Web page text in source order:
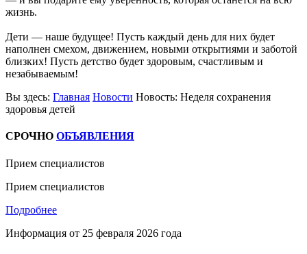
жизнь.
Дети — наше будущее! Пусть каждый день для них будет
наполнен смехом, движением, новыми открытиями и заботой
близких! Пусть детство будет здоровым, счастливым и
незабываемым!
Вы здесь: Главная Новости Новость: Неделя сохранения
здоровья детей
СРОЧНО ОБЪЯВЛЕНИЯ
Прием специалистов
Прием специалистов
Подробнее
Информация от 25 февраля 2026 года